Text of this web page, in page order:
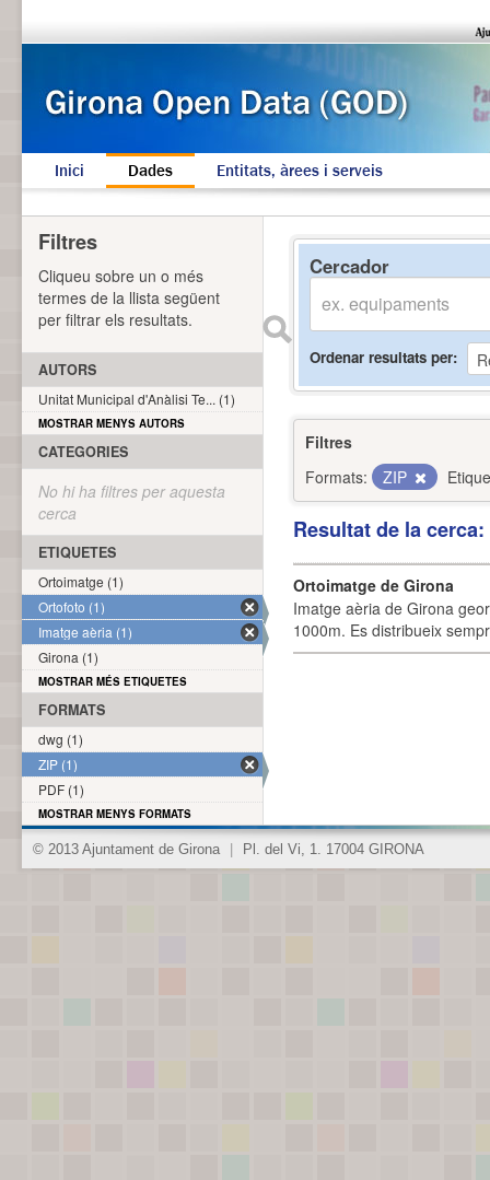
Inici Dades Entitats, àrees i serveis
Cercador
Ordenar resultats per
Filtres
Formats:
ZIP
Resultat de la
Ortoimatge de Girona
Imatge aèria de Girona
1000m. Es distribueix
Filtres
Cliqueu sobre un o més
termes de la llista següent
per filtrar els resultats.
AUTORS
Unitat Municipal d'Anàlisi Te... (1)
MOSTRAR MENYS AUTORS
CATEGORIES
No hi ha filtres per aquesta
cerca
ETIQUETES
Ortoimatge (1)
Ortofoto (1)
Imatge aèria (1)
Girona (1)
MOSTRAR MÉS ETIQUETES
FORMATS
dwg (1)
ZIP (1)
PDF (1)
MOSTRAR MENYS FORMATS
© 2013 Ajuntament de Girona Pl. del Vi, 1. 17004 GIRONA